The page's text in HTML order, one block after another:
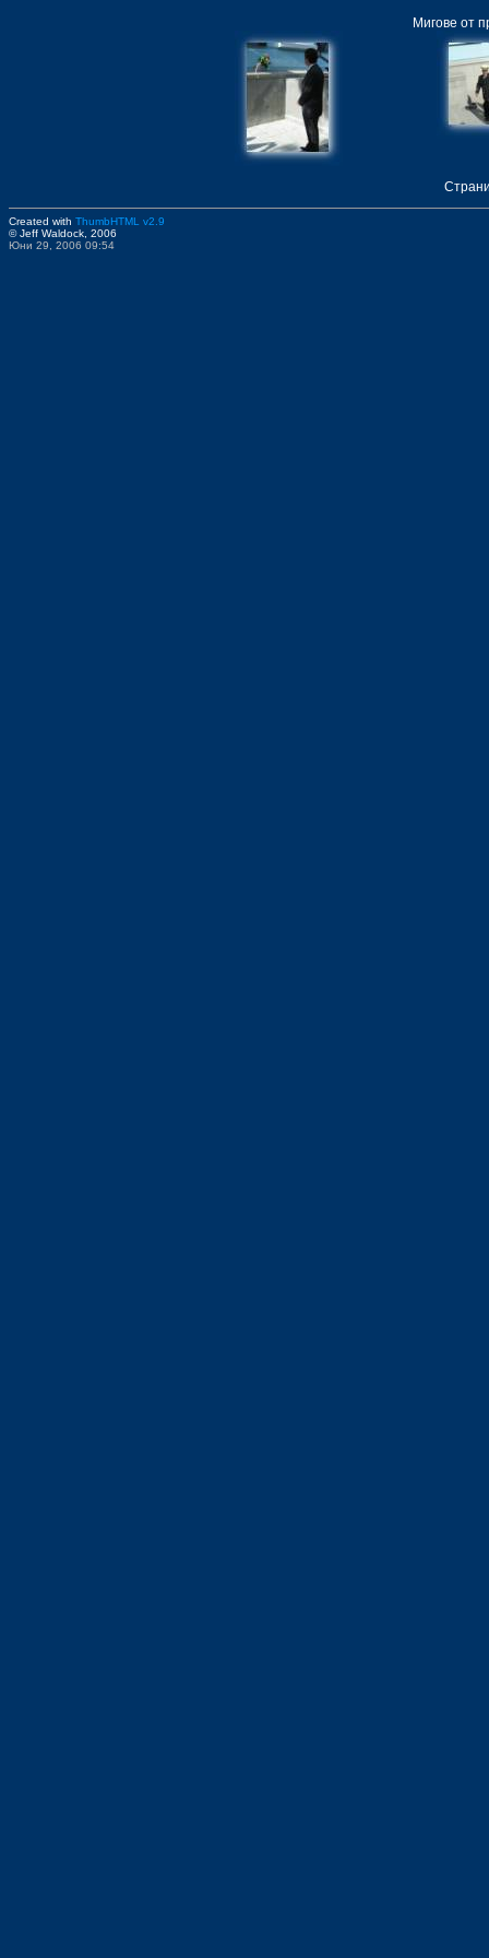
Мигове от
Created with ThumbHTML v2.9
© Jeff Waldock, 2006
Юни 29, 2006 09:54